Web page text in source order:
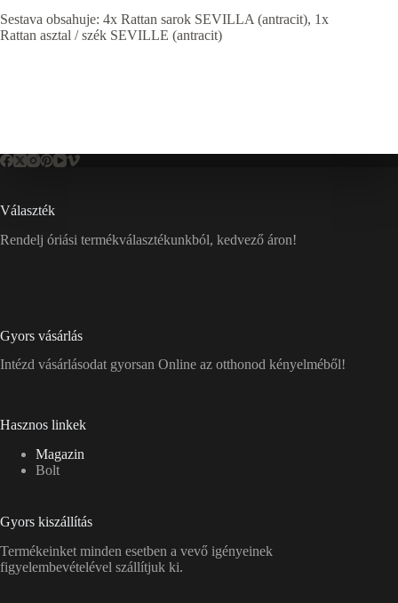
Sestava obsahuje: 4x Rattan sarok SEVILLA (antracit), 1x
Rattan asztal / szék SEVILLE (antracit)
Választék
Rendelj óriási termékválasztékunkból, kedvező áron!
Gyors vásárlás
Intézd vásárlásodat gyorsan Online az otthonod kényelméből!
Hasznos linkek
Magazin
Bolt
Gyors kiszállítás
Termékeinket minden esetben a vevő igényeinek
figyelembevételével szállítjuk ki.